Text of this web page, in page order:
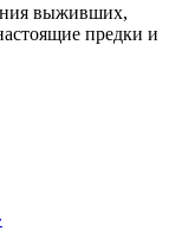
выживших,
предки и